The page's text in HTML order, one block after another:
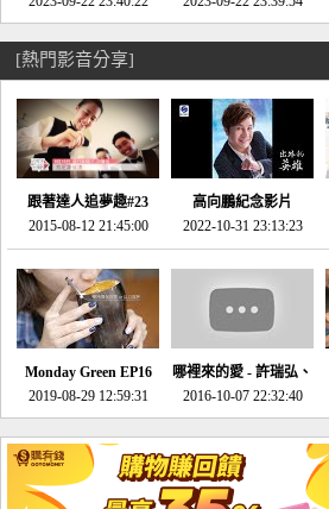
款遊戲打到骨折-電玩
宅速配20230119
直擊展前記者會-電玩
[熱門影音分享]
跟著達人追夢趣#23
promo-我想開間咖啡
館(謝佳凌)
2015-08-12 21:45:00
高向鵬紀念影片
2022-10-31 23:13:23
Monday Green EP16
超意外~環保原來可以
邊玩邊做！
2019-08-29 12:59:31
哪裡來的愛 - 許瑞弘、
李其芬
2016-10-07 22:32:40